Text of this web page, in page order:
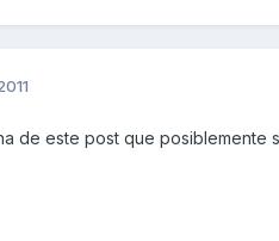
de este post que posiblemente